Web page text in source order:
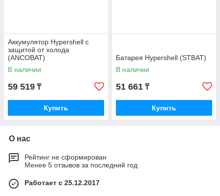
Аккумулятор Hypershell с
защитой от холода
(ANCOBAT)
В наличии
59 519 ₸
Купить
Батарея Hypershell (STBAT)
В наличии
51 661 ₸
Купить
О нас
Рейтинг не сформирован
Менее 5 отзывов за последний год
Работает с 25.12.2017